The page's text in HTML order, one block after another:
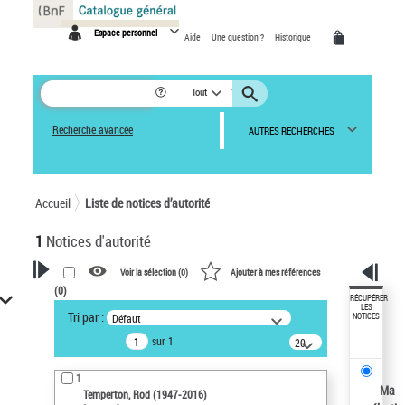
Espace personnel Aide Une question ? Historique
Tout
Recherche avancée AUTRES RECHERCHES
Accueil Liste de notices d’autorité
1 Notices d'autorité
VOTRE RECHERCHE
Recherche avancée dans les
notices d’autorité
Œuvres liées à l'auteur :
Temperton, Rod (1947-2016)
Voir la sélection (0) Ajouter à mes références
(0)
Tri par : Défaut
sur 1
20
résultats/page
1
Temperton, Rod (1947-2016)
RÉCUPÉRER
LES
NOTICES
Ma
Panneau de gestion des cookies